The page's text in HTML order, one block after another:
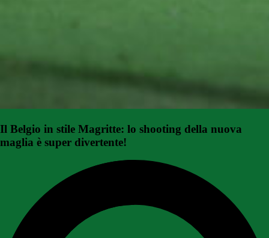
Il Belgio in stile Magritte: lo shooting della nuova
maglia è super divertente!